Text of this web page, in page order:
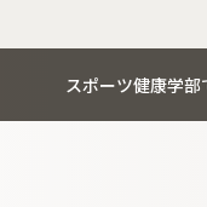
スポーツ健康学